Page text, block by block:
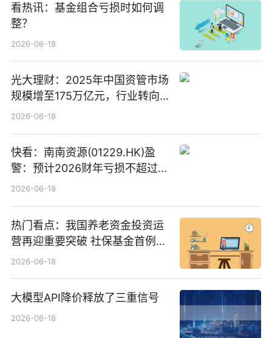
看热讯：基金组合亏损时如何调
整？
2026-06-18
光大理财：2025年中国资管市场
规模增至175万亿元，行业转向
“量质并重”
2026-06-18
快看：南南资源(01229.HK)盈
警：预计2026财年亏损不超过
1000万港元
2026-06-18
热门看点：我国养老资金投资运
营再迎重要突破 社保基金首例期
货账户完成开立
2026-06-18
大模型API降价释放了三重信号
2026-06-18